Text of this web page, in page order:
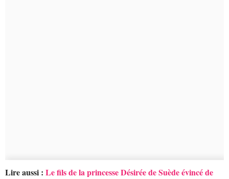
Lire aussi : Le fils de la princesse Désirée de Suède évincé de